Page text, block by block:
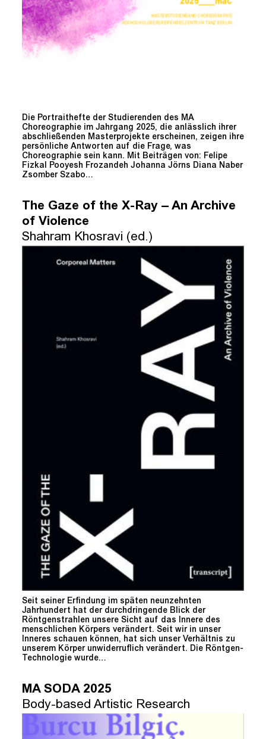
Die Portraithefte der Studierenden des MA
Choreographie im Jahrgang 2025, die anlässlich ihrer
abschließenden Masterprojekte erscheinen, zeigen ihre
persönliche Antworten auf die Frage, was
Choreographie sein kann. Mit Beiträgen von: Felipe
Fizkal Pooyesh Frozandeh Johanna Jörns Diana Naber
Zsomber Szabo…
The Gaze of the X-Ray – An Archive
of Violence
Shahram Khosravi (ed.)
Seit seiner Erfindung im späten neunzehnten
Jahrhundert hat der durchdringende Blick der
Röntgenstrahlen unsere Sicht auf das Innere des
menschlichen Körpers verändert. Seit wir in unser
Inneres schauen können, hat sich unser Verhältnis zu
unserem Körper unwiderruflich verändert. Die Röntgen-
Technologie wurde…
MA SODA 2025
Body-based Artistic Research